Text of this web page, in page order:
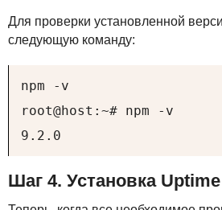
Для проверки установленной
следующую команду:
npm -v
root@host:~# npm -v
9.2.0
Шаг 4. Установка